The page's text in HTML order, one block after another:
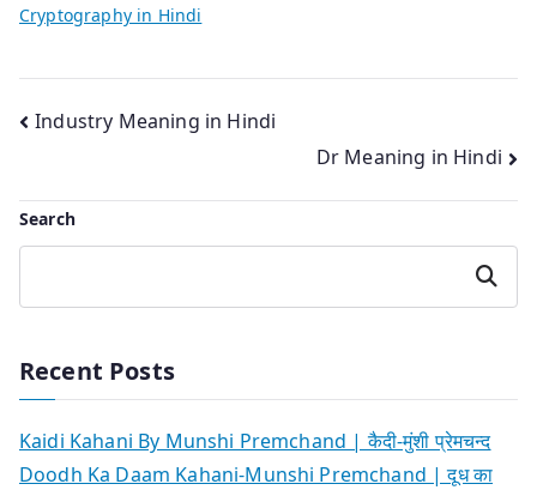
Cryptography in Hindi
Post
Industry Meaning in Hindi
Dr Meaning in Hindi
Search
Search
Recent Posts
Kaidi Kahani By Munshi Premchand | कैदी-मुंशी प्रेमचन्द
Doodh Ka Daam Kahani-Munshi Premchand | दूध का